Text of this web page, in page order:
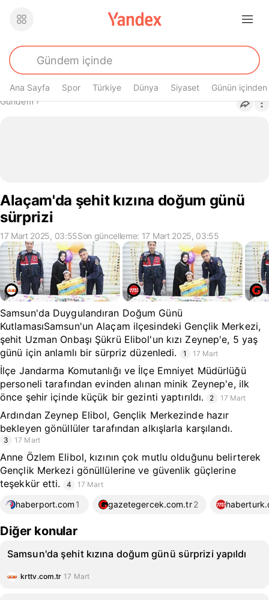
Ana Sayfa Spor Türkiye Dünya Siyaset Günün içinden
Buradasın
Gündem›
Alaçam'da şehit kızına doğum günü
sürprizi
17 Mart 2025, 03:55Son güncelleme: 17 Mart 2025, 03:55
Samsun'da Duygulandıran Doğum Günü
KutlamasıSamsun'un Alaçam ilçesindeki Gençlik Merkezi,
şehit Uzman Onbaşı Şükrü Elibol'un kızı Zeynep'e, 5 yaş
günü için anlamlı bir sürpriz düzenledi.
1 17 Mart
İlçe Jandarma Komutanlığı ve İlçe Emniyet Müdürlüğü
personeli tarafından evinden alınan minik Zeynep'e, ilk
önce şehir içinde küçük bir gezinti yaptırıldı.
2 17 Mart
Ardından Zeynep Elibol, Gençlik Merkezinde hazır
bekleyen gönüllüler tarafından alkışlarla karşılandı.
3 17 Mart
Anne Özlem Elibol, kızının çok mutlu olduğunu belirterek
Gençlik Merkezi gönüllülerine ve güvenlik güçlerine
teşekkür etti.
4 17 Mart
haberport.com 1 gazetegercek.com.tr2
Diğer konular
Samsun'da şehit kızına doğum günü sürprizi yapıldı
krttv.com.tr 17 Mart